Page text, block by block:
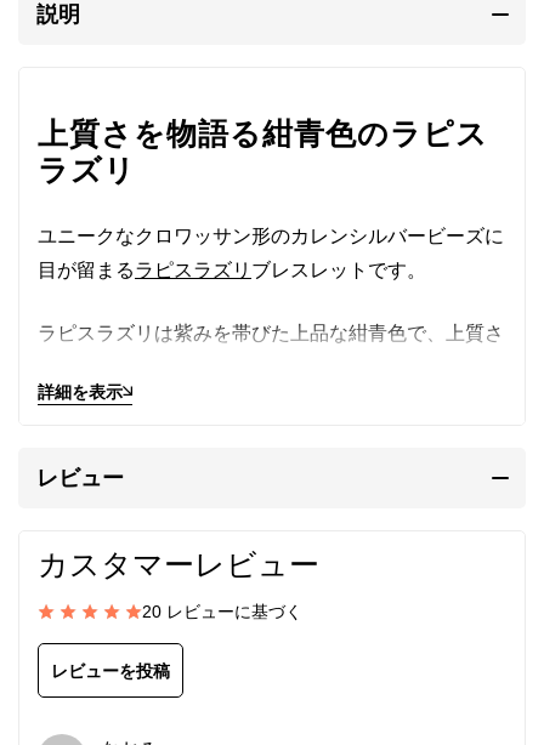
説明
上質さを物語る紺青色のラピス
ラズリ
ユニークなクロワッサン形のカレンシルバービーズに
目が留まるラピスラズリ ブレスレットです。
ラピスラズリは紫みを帯びた上品な紺青色で、上質さ
くる巻いてこしらえます。
の邪魔にならない小ぶりで控えめなものを選んでいま
す。
詳細を表示
レビュー
カスタマーレビュー
20 レビューに基づく
レビューを投稿